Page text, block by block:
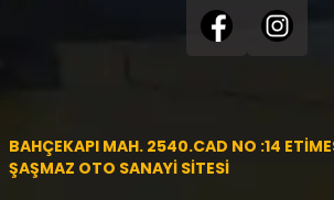
BAHÇEKAPI MAH. 2540.CAD NO :14
ŞAŞMAZ OTO SANAYİ SİTESİ